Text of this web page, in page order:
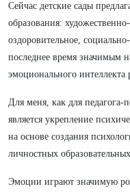
Сейчас детские сады
образования:
оздоровительное,
последнее время значимым
эмоционального интеллекта
Для меня, как для педагога-
является укрепление
на основе создания
личностных образовательных
Эмоции играют значимую